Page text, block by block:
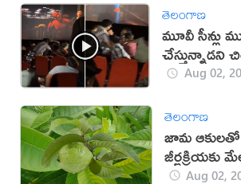
తెలంగాణ
మూవీ సీన్లు
చేస్తున్నాడని
(వీడియో)
Aug 02,
తెలంగాణ
జామ ఆకులతో
జీర్ణక్రియకు
Aug 02,